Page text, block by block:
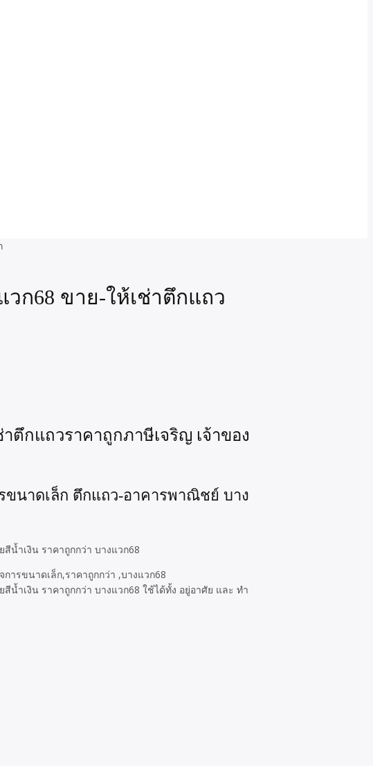
ก68 ขาย-ให้เช่าตึกแถว
ตึกแถวราคาถูกภาษีเจริญ เจ้าของ
ขนาดเล็ก ตึกแถว-อาคารพาณิชย์ บาง
น้ำเงิน ราคาถูกกว่า บางแวก68
น้ำเงิน ราคาถูกกว่า บางแวก68 ใช้ได้ทั้ง อยู่อาศัย และ ทำ